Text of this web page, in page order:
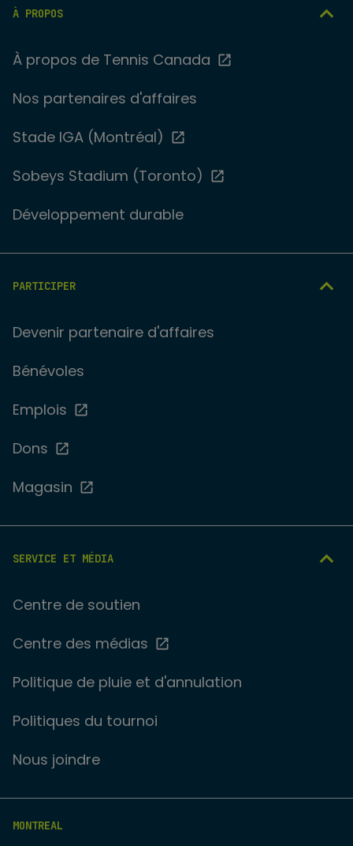
À PROPOS
À propos de Tennis Canada
Nos partenaires d'affaires
Stade IGA (Montréal)
Sobeys Stadium (Toronto)
Développement durable
PARTICIPER
Devenir partenaire d'affaires
Bénévoles
Emplois
Dons
Magasin
SERVICE ET MÉDIA
Centre de soutien
Centre des médias
Politique de pluie et d'annulation
Politiques du tournoi
Nous joindre
MONTREAL